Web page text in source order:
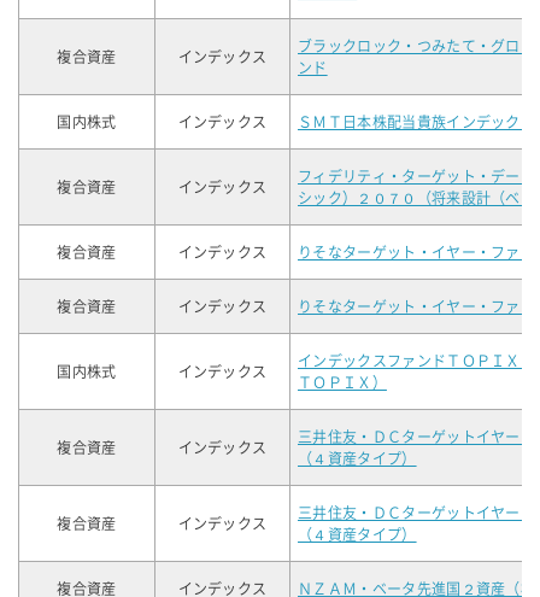
複合資産 インデックス
ブラックロック・つみたて・グロ
ンド
国内株式 インデックス ＳＭＴ日本株配当貴族インデックス
複合資産 インデックス
フィデリティ・ターゲット・デー
シック）２０７０（将来設計（ベー
複合資産 インデックス りそなターゲット・イヤー・ファン
複合資産 インデックス りそなターゲット・イヤー・ファン
国内株式 インデックス
インデックスファンドＴＯＰＩＸ
ＴＯＰＩＸ）
複合資産 インデックス
三井住友・ＤＣターゲットイヤーフ
（４資産タイプ）
複合資産 インデックス
三井住友・ＤＣターゲットイヤーフ
（４資産タイプ）
複合資産 インデックス ＮＺＡＭ・ベータ先進国２資産（